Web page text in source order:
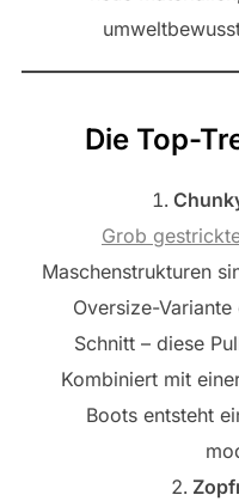
Die Top-
Grob
Maschenstrukturen
Oversize-
Schnitt – diese
Kombiniert mit
Boots entsteht